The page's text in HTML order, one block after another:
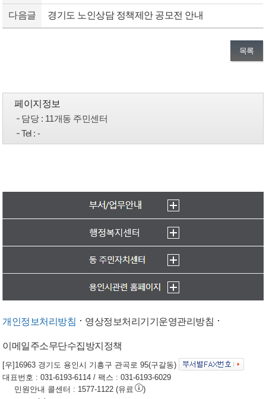
다음글 경기도 노인상담 정책제안 공모전 안내
목록
페이지정보
담당: 11개동 주민센터
Tel: -
개인정보처리방침 영상정보처리기기운영관리방침
이메일주소무단수집방지정책
[우]16963 경기도 용인시 기흥구 관곡로 95(구갈동)
대표번호 : 031-6193-6114 / 팩스 : 031-6193-6029
민원안내 콜센터 : 1577-1122 (유료
)